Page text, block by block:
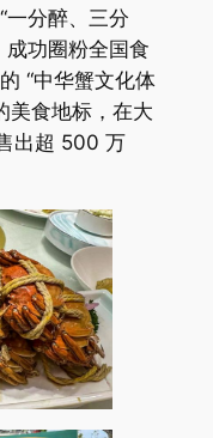
一分醉、三分
成功圈粉全国食
“中华蟹文化体
美食地标，在大
出超 500 万